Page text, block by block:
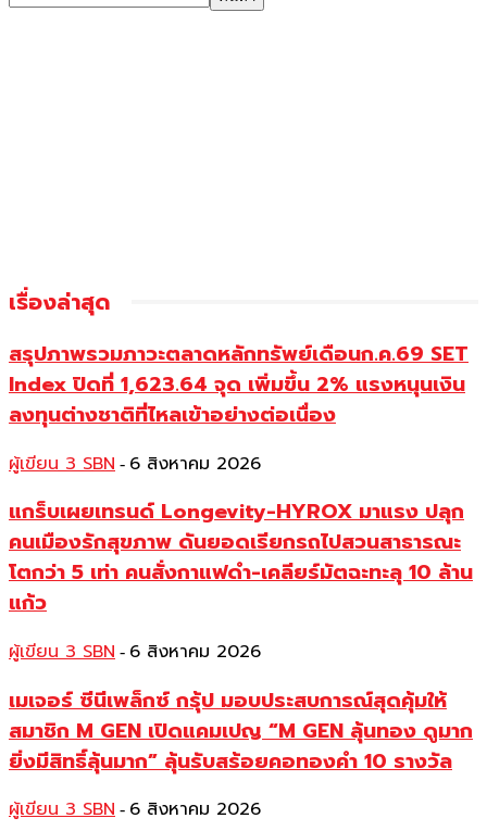
เรื่องล่าสุด
สรุปภาพรวมภาวะตลาดหลักทรัพย์เดือนก.ค.69 SET
Index ปิดที่ 1,623.64 จุด เพิ่มขึ้น 2% แรงหนุนเงิน
ลงทุนต่างชาติที่ไหลเข้าอย่างต่อเนื่อง
ผู้เขียน 3 SBN - 6 สิงหาคม 2026
แกร็บเผยเทรนด์ Longevity-HYROX มาแรง ปลุก
คนเมืองรักสุขภาพ ดันยอดเรียกรถไปสวนสาธารณะ
โตกว่า 5 เท่า คนสั่งกาแฟดำ-เคลียร์มัตฉะทะลุ 10 ล้าน
แก้ว
ผู้เขียน 3 SBN - 6 สิงหาคม 2026
เมเจอร์ ซีนีเพล็กซ์ กรุ้ป มอบประสบการณ์สุดคุ้มให้
สมาชิก M GEN เปิดแคมเปญ “M GEN ลุ้นทอง ดูมาก
ยิ่งมีสิทธิ์ลุ้นมาก” ลุ้นรับสร้อยคอทองคำ 10 รางวัล
ผู้เขียน 3 SBN - 6 สิงหาคม 2026